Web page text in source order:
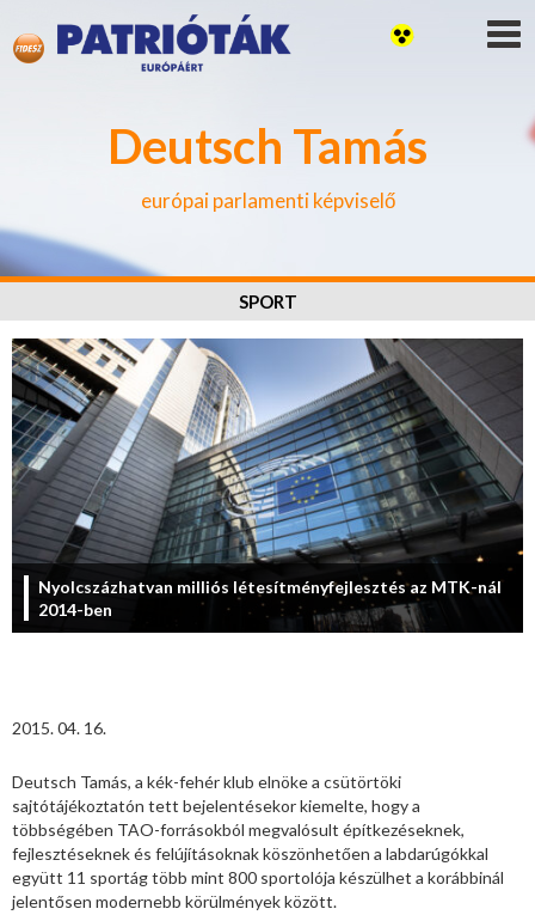
Deutsch Tamás
európai parlamenti képviselő
SPORT
Nyolcszázhatvan milliós létesítményfejlesztés az MTK-nál
2014-ben
2015. 04. 16.
Deutsch Tamás, a kék-fehér klub elnöke a csütörtöki
sajtótájékoztatón tett bejelentésekor kiemelte, hogy a
többségében TAO-forrásokból megvalósult építkezéseknek,
fejlesztéseknek és felújításoknak köszönhetően a labdarúgókkal
együtt 11 sportág több mint 800 sportolója készülhet a korábbinál
jelentősen modernebb körülmények között.